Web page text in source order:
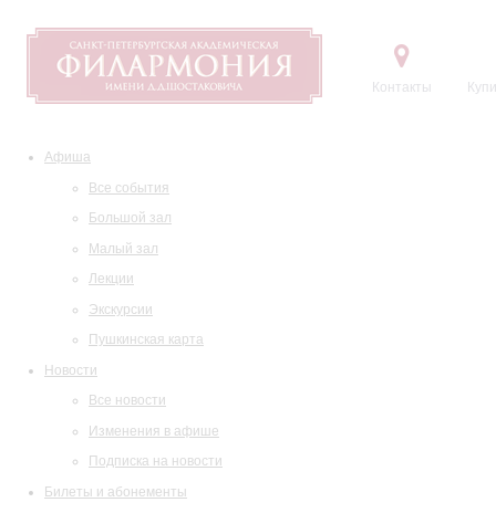
Контакты
Афиша
Все события
Большой зал
Малый зал
Лекции
Экскурсии
Пушкинская карта
Новости
Все новости
Изменения в афише
Подписка на новости
Билеты и абонементы